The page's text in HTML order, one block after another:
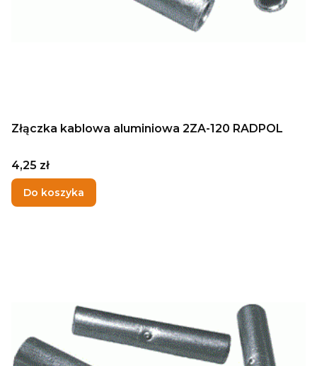
Złączka kablowa aluminiowa 2ZA-120 RADPOL
Cena
4,25 zł
Do koszyka